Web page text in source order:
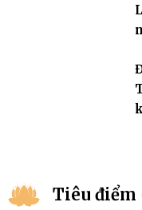
Tiêu điểm